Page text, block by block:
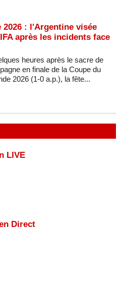
2026 : l'Argentine visée
après les incidents face
heures après le sacre de
en finale de la Coupe du
2026 (1-0 a.p.), la fête...
LIVE
Direct